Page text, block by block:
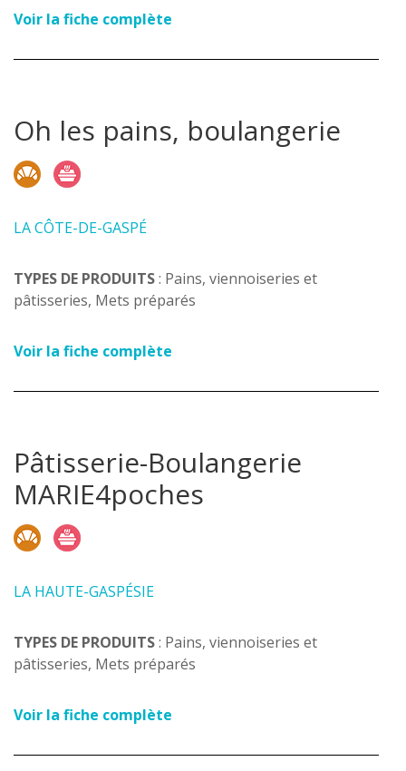
Voir la fiche complète
Oh les pains, boulangerie
LA CÔTE-DE-GASPÉ
TYPES DE PRODUITS: Pains, viennoiseries et
pâtisseries, Mets préparés
Voir la fiche complète
Pâtisserie-Boulangerie
MARIE4poches
LA HAUTE-GASPÉSIE
TYPES DE PRODUITS: Pains, viennoiseries et
pâtisseries, Mets préparés
Voir la fiche complète